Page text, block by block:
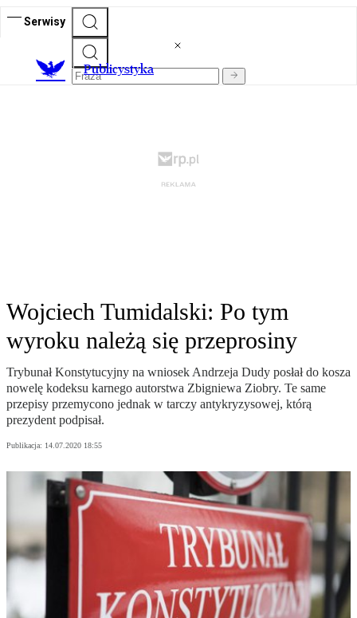
Serwisy
Publicystyka
Wojciech Tumidalski: Po tym
wyroku należą się przeprosiny
Trybunał Konstytucyjny na wniosek Andrzeja Dudy posłał do kosza
nowelę kodeksu karnego autorstwa Zbigniewa Ziobry. Te same
przepisy przemycono jednak w tarczy antykryzysowej, którą
prezydent podpisał.
Publikacja: 14.07.2020 18:55